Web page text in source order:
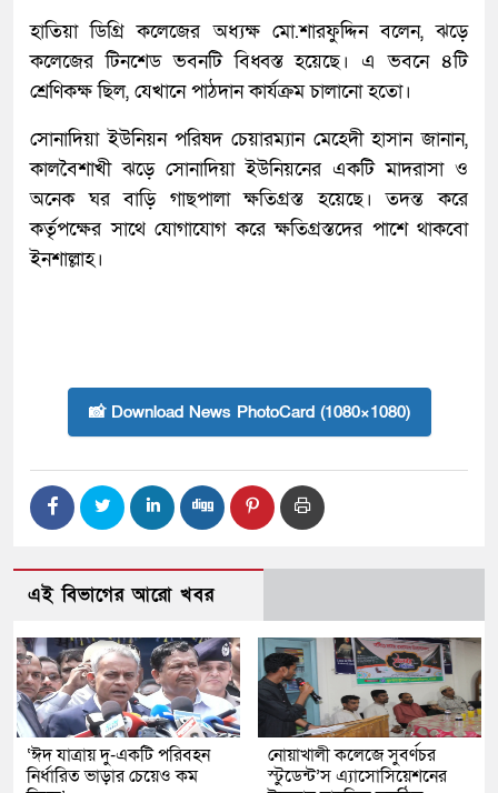
হাতিয়া ডিগ্রি কলেজের অধ্যক্ষ মো.শারফুদ্দিন বলেন, ঝড়ে
কলেজের টিনশেড ভবনটি বিধ্বস্ত হয়েছে। এ ভবনে ৪টি
শ্রেণিকক্ষ ছিল, যেখানে পাঠদান কার্যক্রম চালানো হতো।
সোনাদিয়া ইউনিয়ন পরিষদ চেয়ারম্যান মেহেদী হাসান জানান,
কালবৈশাখী ঝড়ে সোনাদিয়া ইউনিয়নের একটি মাদরাসা ও
অনেক ঘর বাড়ি গাছপালা ক্ষতিগ্রস্ত হয়েছে। তদন্ত করে
কর্তৃপক্ষের সাথে যোগাযোগ করে ক্ষতিগ্রস্তদের পাশে থাকবো
ইনশাল্লাহ।
📸 Download News PhotoCard (1080×1080)
এই বিভাগের আরো খবর
‘ঈদ যাত্রায় দু-একটি পরিবহন
নির্ধারিত ভাড়ার চেয়েও কম
নোয়াখালী কলেজে সুবর্ণচর
স্টুডেন্ট’স এ্যাসোসিয়েশনের